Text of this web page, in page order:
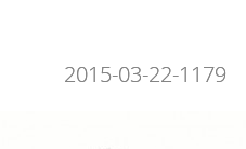
2015-03-22-1179